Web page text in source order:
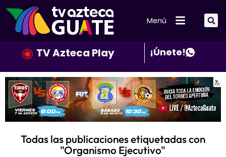
Menú
TV Azteca Play ¡Únete!
Todas las publicaciones etiquetadas con
"Organismo Ejecutivo"